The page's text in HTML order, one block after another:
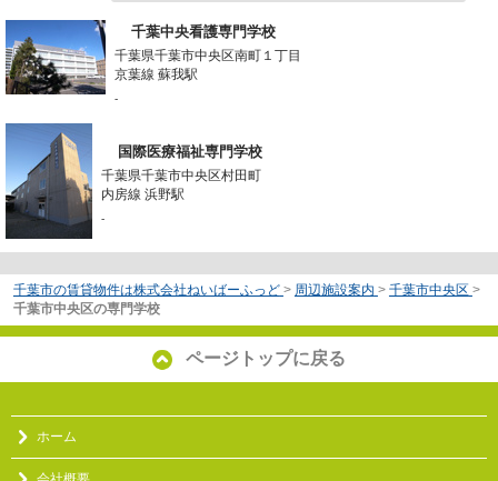
千葉中央看護専門学校
千葉県千葉市中央区南町１丁目
京葉線 蘇我駅
-
国際医療福祉専門学校
千葉県千葉市中央区村田町
内房線 浜野駅
-
千葉市の賃貸物件は株式会社ねいばーふっど > 周辺施設案内 > 千葉市中央区 >
千葉市中央区の専門学校
ページトップに戻る
ホーム